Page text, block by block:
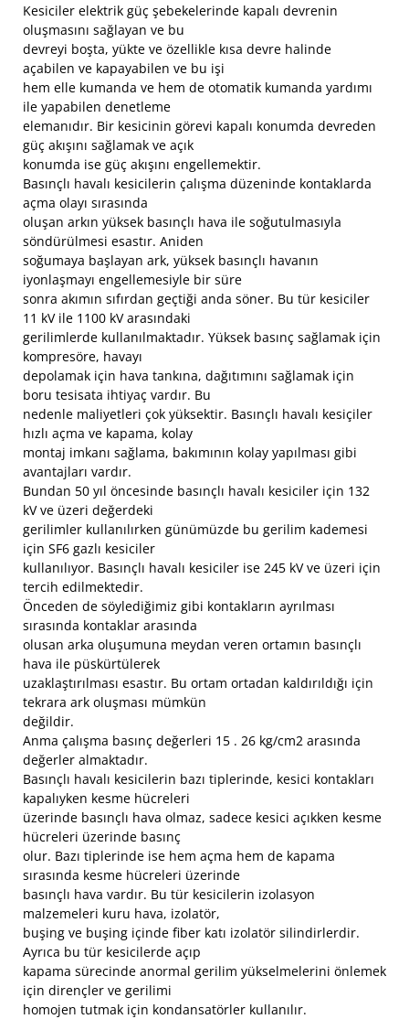
Kesiciler elektrik güç şebekelerinde kapalı devrenin
oluşmasını sağlayan ve bu
devreyi boşta, yükte ve özellikle kısa devre halinde
açabilen ve kapayabilen ve bu işi
hem elle kumanda ve hem de otomatik kumanda yardımı
ile yapabilen denetleme
elemanıdır. Bir kesicinin görevi kapalı konumda devreden
güç akışını sağlamak ve açık
konumda ise güç akışını engellemektir.
Basınçlı havalı kesicilerin çalışma düzeninde kontaklarda
açma olayı sırasında
oluşan arkın yüksek basınçlı hava ile soğutulmasıyla
söndürülmesi esastır. Aniden
soğumaya başlayan ark, yüksek basınçlı havanın
iyonlaşmayı engellemesiyle bir süre
sonra akımın sıfırdan geçtiği anda söner. Bu tür kesiciler
11 kV ile 1100 kV arasındaki
gerilimlerde kullanılmaktadır. Yüksek basınç sağlamak için
kompresöre, havayı
depolamak için hava tankına, dağıtımını sağlamak için
boru tesisata ihtiyaç vardır. Bu
nedenle maliyetleri çok yüksektir. Basınçlı havalı kesiçiler
hızlı açma ve kapama, kolay
montaj imkanı sağlama, bakımının kolay yapılması gibi
avantajları vardır.
Bundan 50 yıl öncesinde basınçlı havalı kesiciler için 132
kV ve üzeri değerdeki
gerilimler kullanılırken günümüzde bu gerilim kademesi
için SF6 gazlı kesiciler
kullanılıyor. Basınçlı havalı kesiciler ise 245 kV ve üzeri için
tercih edilmektedir.
Önceden de söylediğimiz gibi kontakların ayrılması
sırasında kontaklar arasında
olusan arka oluşumuna meydan veren ortamın basınçlı
hava ile püskürtülerek
uzaklaştırılması esastır. Bu ortam ortadan kaldırıldığı için
tekrara ark oluşması mümkün
değildir.
Anma çalışma basınç değerleri 15 . 26 kg/cm2 arasında
değerler almaktadır.
Basınçlı havalı kesicilerin bazı tiplerinde, kesici kontakları
kapalıyken kesme hücreleri
üzerinde basınçlı hava olmaz, sadece kesici açıkken kesme
hücreleri üzerinde basınç
olur. Bazı tiplerinde ise hem açma hem de kapama
sırasında kesme hücreleri üzerinde
basınçlı hava vardır. Bu tür kesicilerin izolasyon
malzemeleri kuru hava, izolatör,
buşing ve buşing içinde fiber katı izolatör silindirlerdir.
Ayrıca bu tür kesicilerde açıp
kapama sürecinde anormal gerilim yükselmelerini önlemek
için dirençler ve gerilimi
homojen tutmak için kondansatörler kullanılır.